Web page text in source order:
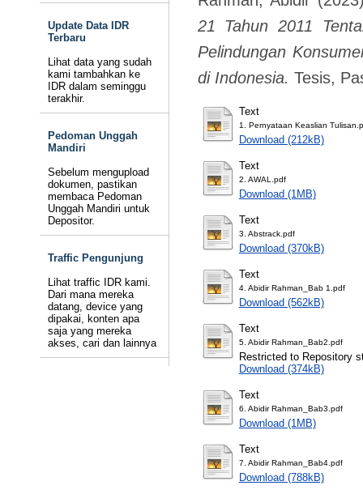
Update Data IDR
Terbaru
Lihat data yang sudah
kami tambahkan ke
IDR dalam seminggu
terakhir.
Pedoman Unggah
Mandiri
Sebelum mengupload
dokumen, pastikan
membaca Pedoman
Unggah Mandiri untuk
Depositor.
Traffic Pengunjung
Lihat traffic IDR kami.
Dari mana mereka
datang, device yang
dipakai, konten apa
saja yang mereka
akses, cari dan lainnya
21 Tahun 2011
Pelindungan
di Indonesia. Tesis,
Text
1. Pernyataan Keaslian
Download (212kB)
Text
2. AWAL.pdf
Download (1MB)
Text
3. Abstrack.pdf
Download (370kB)
Text
4. Abidir Rahman_Bab 1.pdf
Download (562kB)
Text
5. Abidir Rahman_Bab2.pdf
Restricted to Repository
Download (374kB)
Text
6. Abidir Rahman_Bab3.pdf
Download (1MB)
Text
7. Abidir Rahman_Bab4.pdf
Download (788kB)